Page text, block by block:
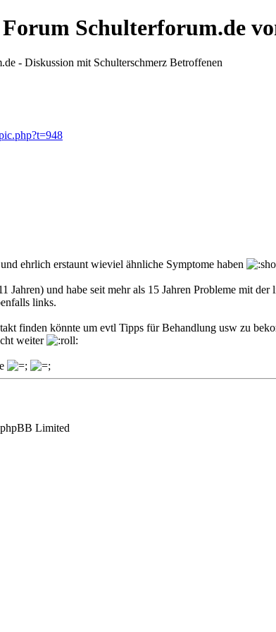
Forum Schulterforum.de
- Diskussion mit Schulterschmerz Betroffenen
ehrlich erstaunt wieviel ähnliche Symptome haben
Jahren) und habe seit mehr als 15 Jahren Probleme mit
links.
finden könnte um evtl Tipps für Behandlung usw zu
weiter
Limited